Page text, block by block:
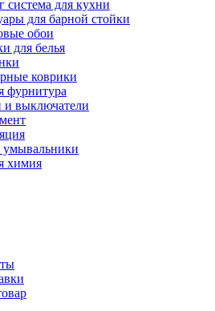
система для кухни
для барной стойки
обои
для белья
коврики
фурнитура
и выключатели
умывальники
химия